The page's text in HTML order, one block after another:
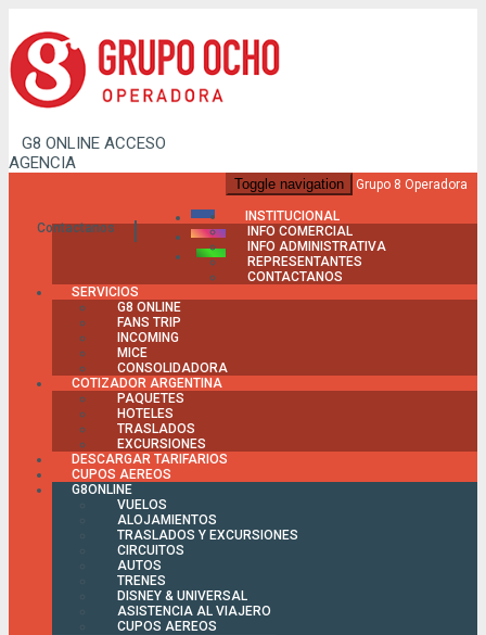
G8 ONLINE ACCESO
AGENCIA
Contactanos
Toggle navigation Grupo 8 Operadora
INSTITUCIONAL
INFO COMERCIAL
INFO ADMINISTRATIVA
REPRESENTANTES
CONTACTANOS
SERVICIOS
G8 ONLINE
FANS TRIP
INCOMING
MICE
CONSOLIDADORA
COTIZADOR ARGENTINA
PAQUETES
HOTELES
TRASLADOS
EXCURSIONES
DESCARGAR TARIFARIOS
CUPOS AEREOS
G8ONLINE
VUELOS
ALOJAMIENTOS
TRASLADOS Y EXCURSIONES
CIRCUITOS
AUTOS
TRENES
DISNEY & UNIVERSAL
ASISTENCIA AL VIAJERO
CUPOS AEREOS